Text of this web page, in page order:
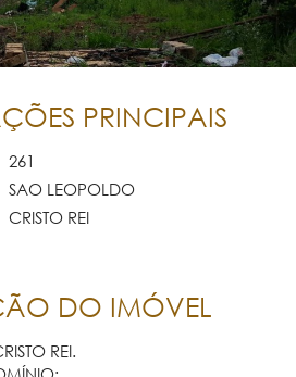
PRINCIPAIS
261
SAO LEOPOLDO
CRISTO REI
DO IMÓVEL
REI.